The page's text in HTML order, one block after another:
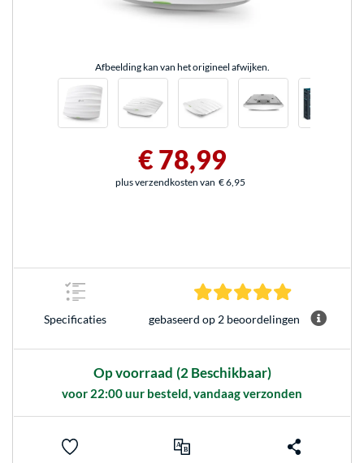
Afbeelding kan van het origineel afwijken.
€ 78,99
plus verzendkosten van € 6,95
Specificaties
5.0 sterren
gebaseerd op 2 beoordelingen
Op voorraad (2 Beschikbaar)
voor 22:00 uur besteld, vandaag verzonden